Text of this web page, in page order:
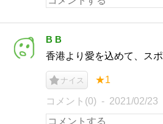
B B
香港より愛を込めて、ス
ナイス ★1
コメント(0) 2021/02/23